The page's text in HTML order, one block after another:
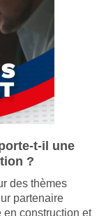
t-il une
?
des thèmes
partenaire